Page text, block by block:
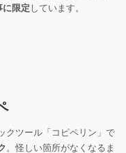
に限定 しています。
クツール「コピペリン」で
。怪しい箇所がなくなるま